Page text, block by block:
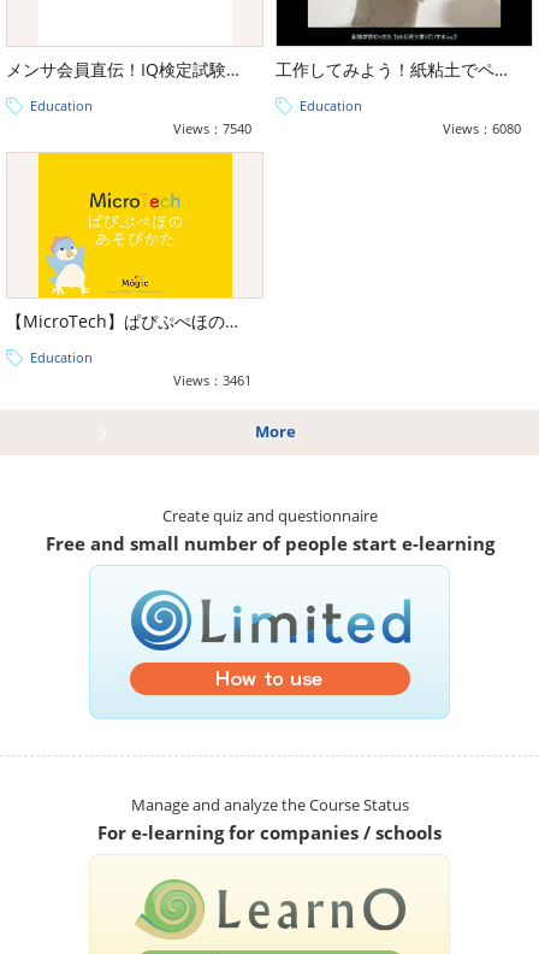
メンサ会員直伝！IQ検定試験の攻略法
Education
Views：7540
工作してみよう！紙粘土でペンギンさん
Education
Views：6080
【MicroTech】ぱぴぷぺほのあそびかた
Education
Views：3461
More
Create quiz and questionnaire
Free and small number of people start e-learning
Manage and analyze the Course Status
For e-learning for companies / schools